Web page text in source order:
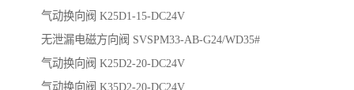
气动换向阀 K25D1-15-DC24V
无泄漏电磁方向阀 SVSPM33-AB-G24/WD35#
气动换向阀 K25D2-20-DC24V
气动换向阀 K35D2-20-DC24V